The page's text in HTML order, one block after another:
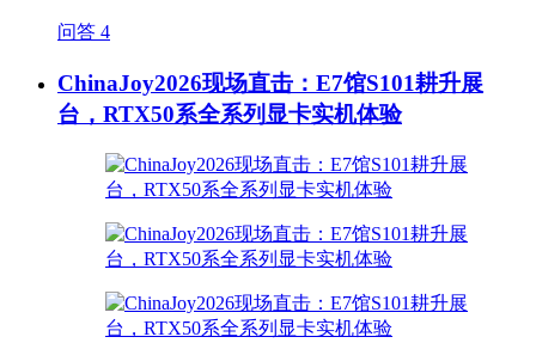
问答 4
ChinaJoy2026现场直击：E7馆S101耕升展
台，RTX50系全系列显卡实机体验